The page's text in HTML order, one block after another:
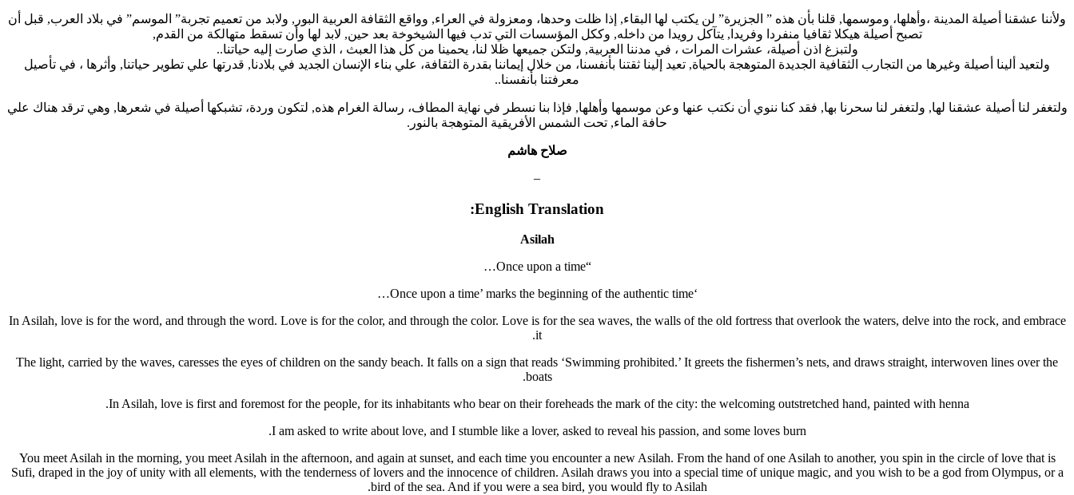
ولأننا عشقنا أصيلة المدينة ،وأهلها، وموسمها, قلنا بأن هذه ” الجزيرة” لن يكتب لها البقاء, إذا ظلت وحدها، ومعزولة في العراء, وواقع الثقافة العربية البور, ولابد من تعميم تجربة” الموسم” في بلاد العرب, قبل أن
تصبح أصيلة هيكلا ثقافيا منفردا وفريدا, يتآكل رويدا من داخله, وككل المؤسسات التي تدب فيها الشيخوخة بعد حين, لابد لها وأن تسقط متهالكة من القدم,
ولتبزغ اذن أصيلة، عشرات المرات ، في مدننا العربية, ولتكن جميعها ظلا لنا، يحمينا من كل هذا العبث ، الذي صارت إليه حياتنا..
ولتعيد ألينا أصيلة وغيرها من التجارب الثقافية الجديدة المتوهجة بالحياة, تعيد إلينا ثقتنا بأنفسنا، من خلال إيماننا بقدرة الثقافة، علي بناء الإنسان الجديد في بلادنا, قدرتها علي تطوير حياتنا, وأثرها ، في تأصيل
معرفتنا بأنفسنا..
ولتغفر لنا أصيلة عشقنا لها, ولتغفر لنا سحرنا بها, فقد كنا ننوي أن نكتب عنها وعن موسمها وأهلها, فإذا بنا نسطر في نهاية المطاف، رسالة الغرام هذه, لتكون وردة، تشبكها أصيلة في شعرها, وهي ترقد هناك علي
حافة الماء, تحت الشمس الأفريقية المتوهجة بالنور.
صلاح هاشم
–
English Translation:
Asilah
“Once upon a time…
‘Once upon a time’ marks the beginning of the authentic time…
In Asilah, love is for the word, and through the word. Love is for the color, and through the color. Love is for the sea waves, the walls of the old fortress that overlook the waters, delve into the rock, and embrace
it.
The light, carried by the waves, caresses the eyes of children on the sandy beach. It falls on a sign that reads ‘Swimming prohibited.’ It greets the fishermen’s nets, and draws straight, interwoven lines over the
boats.
In Asilah, love is first and foremost for the people, for its inhabitants who bear on their foreheads the mark of the city: the welcoming outstretched hand, painted with henna.
I am asked to write about love, and I stumble like a lover, asked to reveal his passion, and some loves burn.
You meet Asilah in the morning, you meet Asilah in the afternoon, and again at sunset, and each time you encounter a new Asilah. From the hand of one Asilah to another, you spin in the circle of love that is
Sufi, draped in the joy of unity with all elements, with the tenderness of lovers and the innocence of children. Asilah draws you into a special time of unique magic, and you wish to be a god from Olympus, or a
bird of the sea. And if you were a sea bird, you would fly to Asilah.